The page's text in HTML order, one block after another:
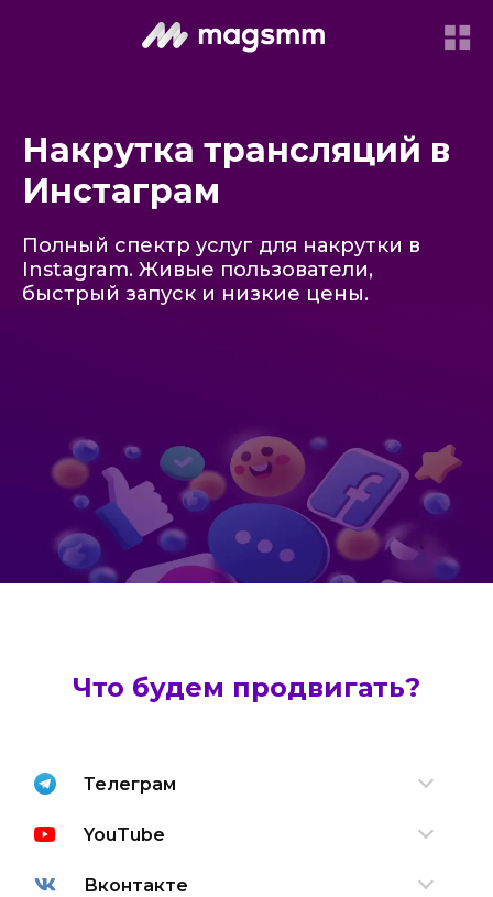
Накрутка трансляций в
Инстаграм
Полный спектр услуг для накрутки в
Instagram. Живые пользователи,
быстрый запуск и низкие цены.
Что будем продвигать?
Телеграм
YouTube
Вконтакте